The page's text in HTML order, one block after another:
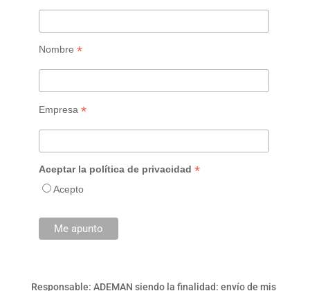
Nombre *
Empresa *
Aceptar la política de privacidad *
Acepto
Responsable: ADEMAN siendo la finalidad: envío de mis